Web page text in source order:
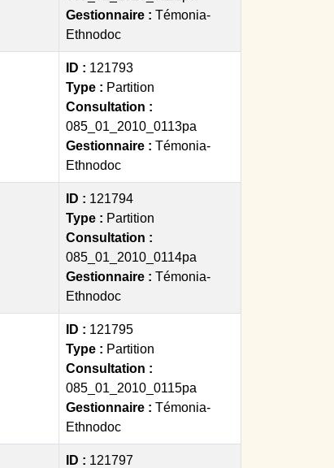
Gestionnaire : Témonia-
Ethnodoc
ID : 121793
Type : Partition
Consultation :
085_01_2010_0113pa
Gestionnaire : Témonia-
Ethnodoc
ID : 121794
Type : Partition
Consultation :
085_01_2010_0114pa
Gestionnaire : Témonia-
Ethnodoc
ID : 121795
Type : Partition
Consultation :
085_01_2010_0115pa
Gestionnaire : Témonia-
Ethnodoc
ID : 121797